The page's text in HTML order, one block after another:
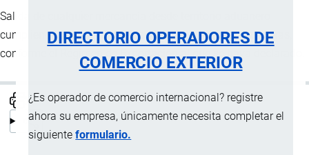
DIRECTORIO OPERADORES DE
COMERCIO EXTERIOR
¿Es operador de comercio internacional? registre
ahora su empresa, únicamente necesita completar el
siguienteformulario.
Salida de cualquier
cumpliendo con las formalidades y obligaciones aduaneras,
conforme el Régimen de Exportación al que se haya declarado.